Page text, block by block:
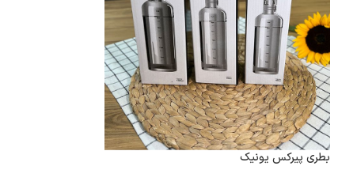
بطری پیرکس یونیک